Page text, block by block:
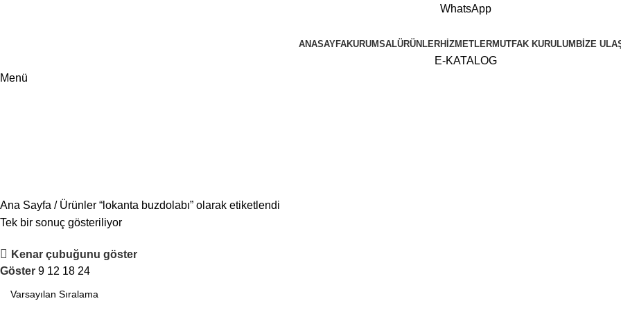
WhatsApp
ANASAYFAKURUMSALÜRÜNLERHIZMETLERMUTFAK KURULUM BIZE
E-KATALOG
Menü
Ana Sayfa
Ürünler “lokanta buzdolabı” olarak etiketlendi
Tek bir sonuç gösteriliyor
Kenar çubuğunu göster
Göster 9 12 18 24